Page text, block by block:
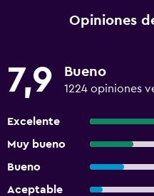
Opiniones
7,9 Bueno
1224 opiniones
Excelente
Muy bueno
Bueno
Aceptable